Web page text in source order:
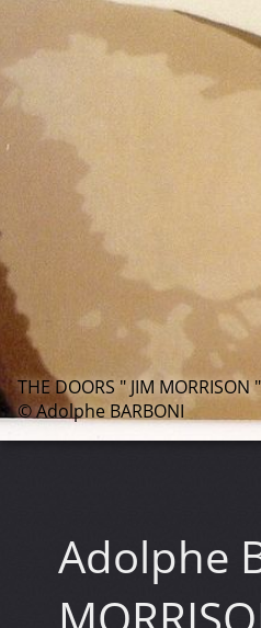
THE DOORS " JIM MORRISON "
© Adolphe BARBONI
Adolphe